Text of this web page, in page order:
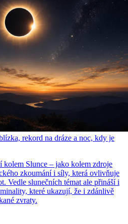
rekord na dráze a noc, kdy je
kolem Slunce – jako kolem zdroje
zkoumání i síly, která ovlivňuje
Vedle slunečních témat ale přináší i
které ukazují, že i zdánlivě
zvraty.